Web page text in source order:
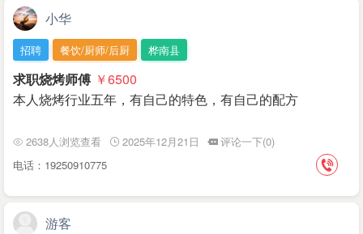
小华
招聘 餐饮/厨师/后厨 桦南县
求职烧烤师傅 ￥6500
本人烧烤行业五年，有自己的特色，有自己的配方
2638人浏览查看 2025年12月21日
评论一下(0)
电话：19250910775
游客